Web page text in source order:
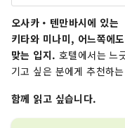
오사카・텐만바시에 있는
키타와 미나미, 어느쪽에
맞는 입지. 호텔에서는 느
기고 싶은 분에게 추천하
함께 읽고 싶습니다.